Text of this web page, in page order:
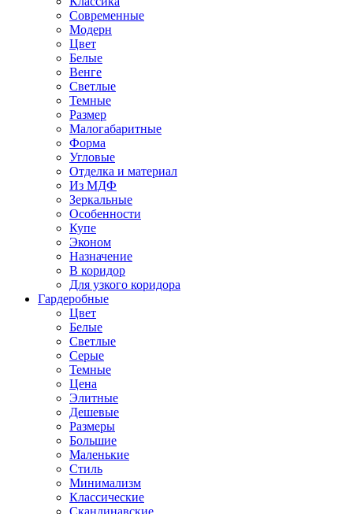
Современные
Модерн
Цвет
Белые
Венге
Светлые
Темные
Размер
Малогабаритные
Форма
Угловые
Отделка и материал
Из МДФ
Зеркальные
Особенности
Купе
Эконом
Назначение
В коридор
Для узкого коридора
Гардеробные
Цвет
Белые
Светлые
Серые
Темные
Цена
Элитные
Дешевые
Размеры
Большие
Маленькие
Стиль
Минимализм
Классические
Скандинавские